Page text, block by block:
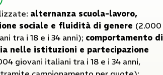
alternanza scuola-lavoro,
sociale e fluidità di genere (2.000
tra i 18 e i 34 anni); comportamento di
nelle istituzioni e partecipazione
giovani italiani tra i 18 e i 34 anni,